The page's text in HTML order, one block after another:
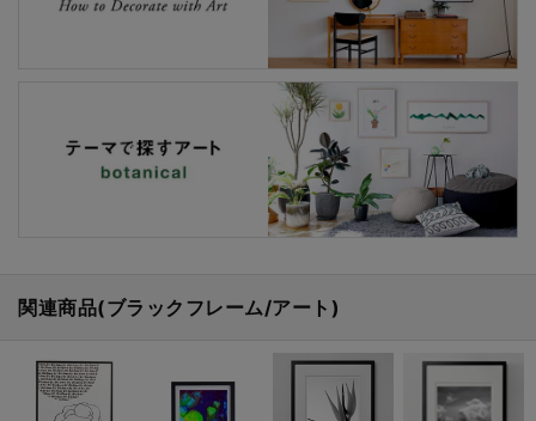
関連商品(ブラックフレーム/アート)